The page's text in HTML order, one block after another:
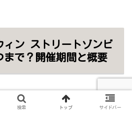
ィン ストリートゾンビ
まで？開催期間と概要
8日(金)～2023年11月5日(日)
検索 トップ サイドバー